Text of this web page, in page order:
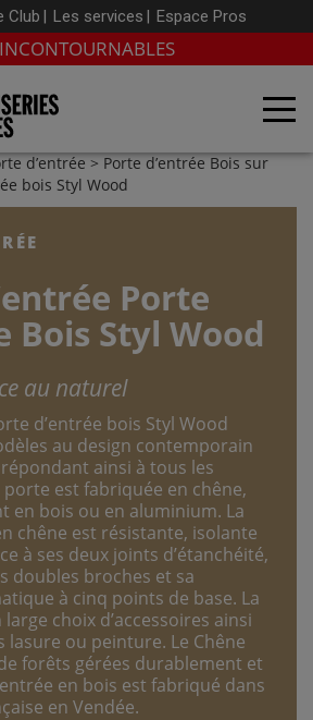
Club Les services Espace Pros
d’entrée > Porte d’entrée Bois sur
bois Styl Wood
Porte
Bois Styl Wood
au naturel
d’entrée bois Styl Wood
au design contemporain
ainsi à tous les
est fabriquée en chêne,
en bois ou en aluminium. La
chêne est résistante, isolante
à ses deux joints d’étanchéité,
doubles broches et sa
à cinq points de base. La
choix d’accessoires ainsi
lasure ou peinture. Le Chêne
forêts gérées durablement et
en bois est fabriqué dans
en Vendée.